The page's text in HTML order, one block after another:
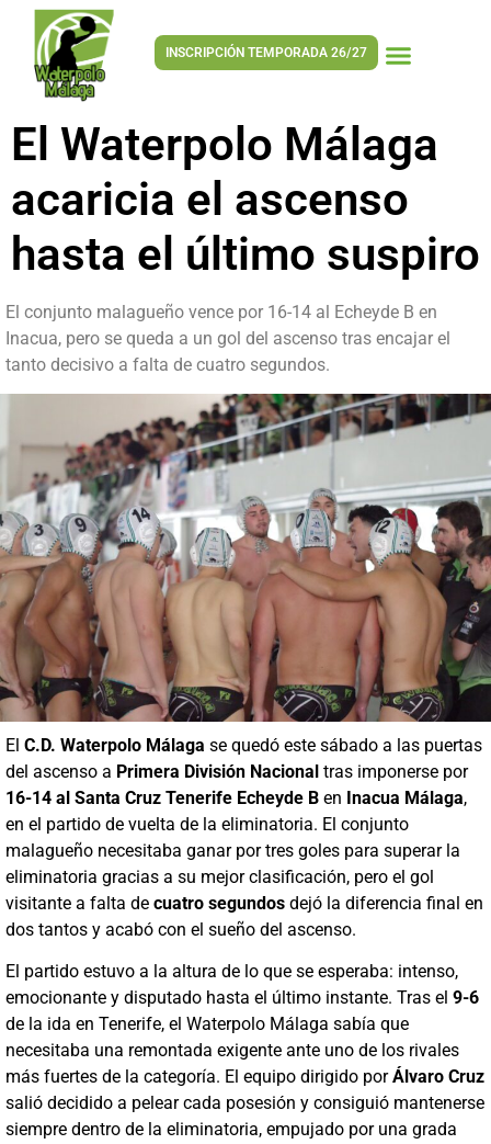
INSCRIPCIÓN TEMPORADA 26/27
El Waterpolo Málaga
acaricia el ascenso
hasta el último suspiro
El conjunto malagueño vence por 16-14 al Echeyde B en
Inacua, pero se queda a un gol del ascenso tras encajar el
tanto decisivo a falta de cuatro segundos.
El C.D. Waterpolo Málaga se quedó este sábado a las puertas
del ascenso a Primera División Nacional tras imponerse por
16-14 al Santa Cruz Tenerife Echeyde B en Inacua Málaga,
en el partido de vuelta de la eliminatoria. El conjunto
malagueño necesitaba ganar por tres goles para superar la
eliminatoria gracias a su mejor clasificación, pero el gol
visitante a falta de cuatro segundos dejó la diferencia final en
dos tantos y acabó con el sueño del ascenso.
El partido estuvo a la altura de lo que se esperaba: intenso,
emocionante y disputado hasta el último instante. Tras el 9-6
de la ida en Tenerife, el Waterpolo Málaga sabía que
necesitaba una remontada exigente ante uno de los rivales
más fuertes de la categoría. El equipo dirigido porÁlvaro Cruz
salió decidido a pelear cada posesión y consiguió mantenerse
siempre dentro de la eliminatoria, empujado por una grada